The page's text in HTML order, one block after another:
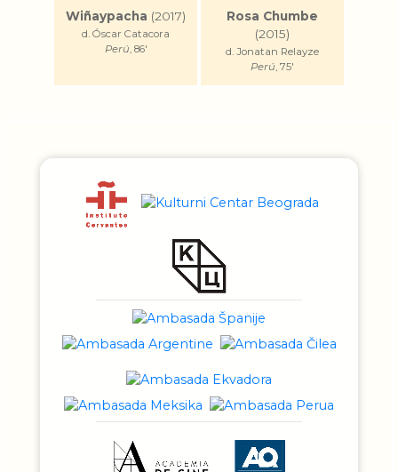
Wiñaypacha (2017)
d. Óscar Catacora
Perú, 86'
Rosa Chumbe
(2015)
d. Jonatan Relayze
Perú, 75'